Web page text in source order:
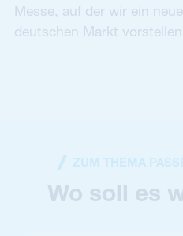
Messe, auf der wir ein
deutschen Markt
ZUM THEMA
Wo soll es